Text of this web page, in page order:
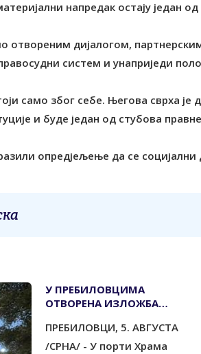
напредак остају један
отвореним дијалогом,
систем и унаприједи
само због себе. Његова сврха
и буде један од стубова
опредјељење да се социјални
У ПРЕБИЛОВЦИМА
ОTВОРЕНА ИЗЛОЖБА
МУЧЕНИКА''
ПРЕБИЛОВЦИ, 5. АВГУСТА
/СРНА/ - У порти Храма